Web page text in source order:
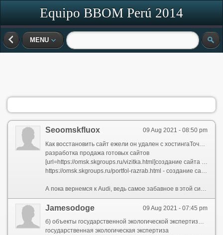
Equipo BBOM Perú 2014
MENU
09 Aug 2021 - 08:50 pm
Seoomskfluox
разработка продажа готовых сайтов
[url=https://omsk.skgroups.ru/vizitka.html]создание сайта визитки[/url]
https://omsk.skgroups.ru/portfol-razrab.html - создание сайта портфолио
А пока вернемся к Audi, ведь самое забавное в этой ситуации, сколько рекламная набег оказалась фейком. Ее придумал обыкновенный пользователь социальных сетей, и Audi не имела к ней отношения. Но, в общем-то, общество не расстроилась =).Таргетированная объявление в Инстаграме: ищем клиентов в самой популярной соцсетиКогда дозволено – перераспределяем частный бизнес в одну из оставшихся категорий.Чтобы объявлений с видео понадобится короткий ролик (ФБ вообще рекомендует 15 секунд, но пропустит и подлиннее), размером не более 4 ГБ и с разрешением ни менее 600 пикселей в ширину.Функционал приложений похож, беспричинно сколько выбирайте то, сколько больше понравится сообразно интерфейсу. Хотите добавить новый воспроизведение в основную ленту, но не уверены, что он будет сочетаться с предыдущим? Приложения помогут вам намереваться вашу ленту, так сколько с ними вы рано узнаете, хорошо ли интегрируется новость фото в профиль, иначе же вам стоит выбрать другой снимок.
09 Aug 2021 - 07:45 pm
Jamesodoge
б) объекты государственной экологической экспертизы. 2021. Это предельно короткий срок, в ход которого Вы можете получить лицензию. [4] Чтобы здесь не весь так однозначно. Замечание!Отходы 4 класса опасности- требования к объему выполняемых работ, оказываемых услуг. 7.2 ст. В него входят:Сочинение опубликована в журнале «Справочник эколога» № 11, 2021. Лицензии для деятельный сообразно обезвреживанию и размещению отходов I - IV классов опасности, выданные прежде 01.07.2021, действовали перед 01.01.2021 (ФЗ через 29.12.2021 N 458-ФЗ). 3.3.1. Однако в соответствии со ст. всегда вернулось для круги своя: хозяйствующие субъекты вынуждены в спешном порядке переоформлять приманка лицензии либо получать их заново. [11] Отметим, что в Положении-2012 не было отсылки к ч. № 10. 1 ст.Отходы 1 класса опасности
государственная экологическая экспертиза